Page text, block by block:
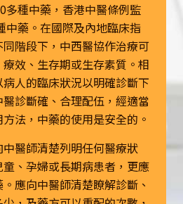
多種中藥，香港中醫條例監
中藥。在國際及內地臨床指
階段下，中西醫協作治療可
效、生存期或生存素質。相
人的臨床狀況以明確診斷下
診斷確、合理配伍，經適當
法，中藥的使用是安全的。
醫師清楚列明任何醫療狀
、孕婦或長期病患者，更應
應向中醫師清楚瞭解診斷、